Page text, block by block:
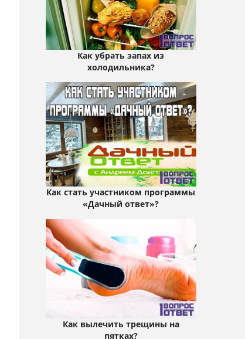
Как убрать запах из
холодильника?
Как стать участником программы
«Дачный ответ»?
Как вылечить трещины на
пятках?